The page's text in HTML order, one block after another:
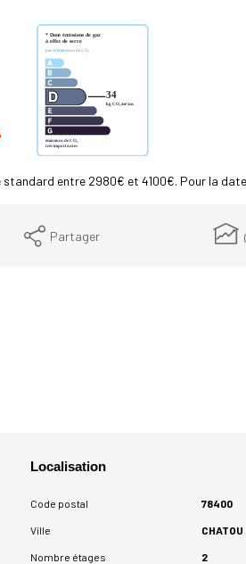
entre 2980€ et 4100€. Pour la
Partager
Localisation
Code postal 78400
Ville CHATOU
Nombre étages 2